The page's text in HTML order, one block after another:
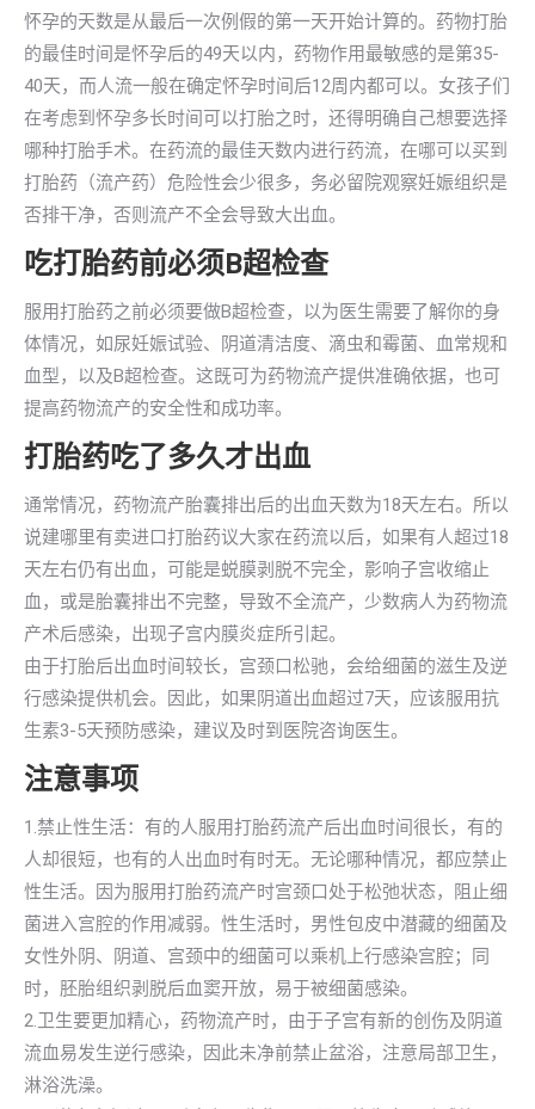
怀孕的天数是从最后一次例假的第一天开始计算的。药物打胎
的最佳时间是怀孕后的49天以内，药物作用最敏感的是第35-
40天，而人流一般在确定怀孕时间后12周内都可以。女孩子们
在考虑到怀孕多长时间可以打胎之时，还得明确自己想要选择
哪种打胎手术。在药流的最佳天数内进行药流，在哪可以买到
打胎药（流产药）危险性会少很多，务必留院观察妊娠组织是
否排干净，否则流产不全会导致大出血。
吃打胎药前必须B超检查
服用打胎药之前必须要做B超检查，以为医生需要了解你的身
体情况，如尿妊娠试验、阴道清洁度、滴虫和霉菌、血常规和
血型，以及B超检查。这既可为药物流产提供准确依据，也可
提高药物流产的安全性和成功率。
打胎药吃了多久才出血
通常情况，药物流产胎囊排出后的出血天数为18天左右。所以
说建哪里有卖进口打胎药议大家在药流以后，如果有人超过18
天左右仍有出血，可能是蜕膜剥脱不完全，影响子宫收缩止
血，或是胎囊排出不完整，导致不全流产，少数病人为药物流
产术后感染，出现子宫内膜炎症所引起。
由于打胎后出血时间较长，宫颈口松驰，会给细菌的滋生及逆
行感染提供机会。因此，如果阴道出血超过7天，应该服用抗
生素3-5天预防感染，建议及时到医院咨询医生。
注意事项
1.禁止性生活：有的人服用打胎药流产后出血时间很长，有的
人却很短，也有的人出血时有时无。无论哪种情况，都应禁止
性生活。因为服用打胎药流产时宫颈口处于松弛状态，阻止细
菌进入宫腔的作用减弱。性生活时，男性包皮中潜藏的细菌及
女性外阴、阴道、宫颈中的细菌可以乘机上行感染宫腔；同
时，胚胎组织剥脱后血窦开放，易于被细菌感染。
2.卫生要更加精心，药物流产时，由于子宫有新的创伤及阴道
流血易发生逆行感染，因此未净前禁止盆浴，注意局部卫生，
淋浴洗澡。